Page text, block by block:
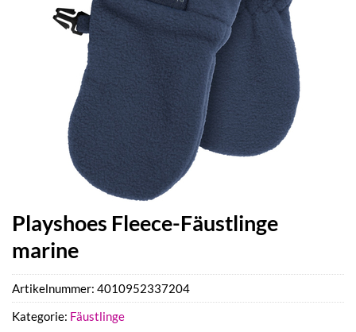
Playshoes Fleece-Fäustlinge
marine
Artikelnummer: 4010952337204
Kategorie: Fäustlinge